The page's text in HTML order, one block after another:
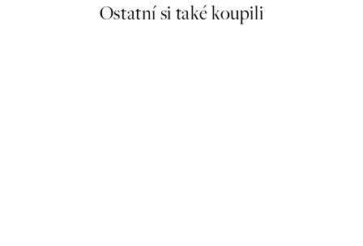
Ostatní si také koupili